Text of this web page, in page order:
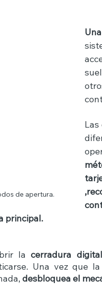
de apertura.
principal.
la cerradura digital
Una vez que
desbloquea el